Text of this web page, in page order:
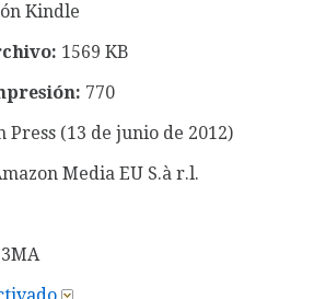
Kindle
1569 KB
770
Press (13 de junio de 2012)
Media EU S.à r.l.